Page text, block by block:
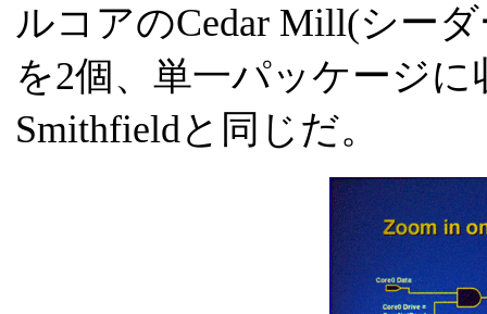
ルコアのCedar Mill(シー
を2個、単一パッケージ
Smithfieldと同じだ。